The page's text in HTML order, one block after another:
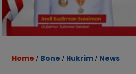
Home / Bone / Hukrim / News